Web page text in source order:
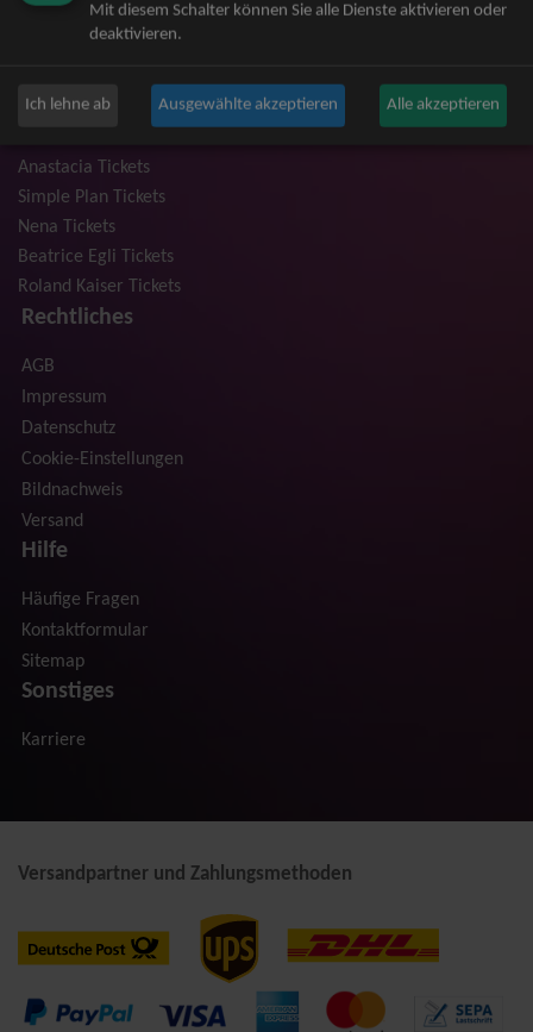
Judas Priest Tickets
Trailerpark & Friends Tickets
Anastacia Tickets
Simple Plan Tickets
Nena Tickets
Beatrice Egli Tickets
Roland Kaiser Tickets
Rechtliches
AGB
Impressum
Datenschutz
Cookie-Einstellungen
Bildnachweis
Versand
Hilfe
Häufige Fragen
Kontaktformular
Sitemap
Sonstiges
Karriere
Versandpartner und Zahlungsmethoden
Mit diesem Schalter können Sie alle Dienste aktivieren oder
deaktivieren.
Ich lehne ab Ausgewählte akzeptieren Alle akzeptieren